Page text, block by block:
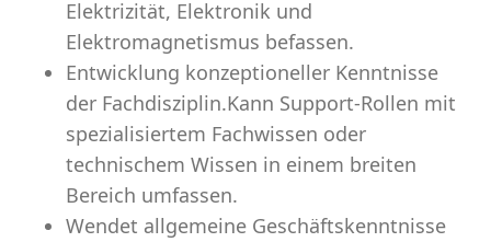
Elektrizität, Elektronik und
Elektromagnetismus befassen.
Entwicklung konzeptioneller Kenntnisse
der Fachdisziplin.Kann Support-Rollen mit
spezialisiertem Fachwissen oder
technischem Wissen in einem breiten
Bereich umfassen.
Wendet allgemeine Geschäftskenntnisse